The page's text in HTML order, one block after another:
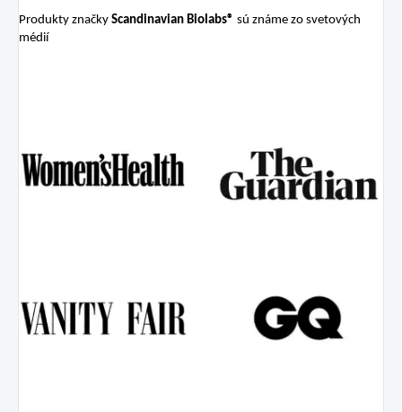
Produkty značky Scandinavian Biolabs® sú známe zo svetových
médií